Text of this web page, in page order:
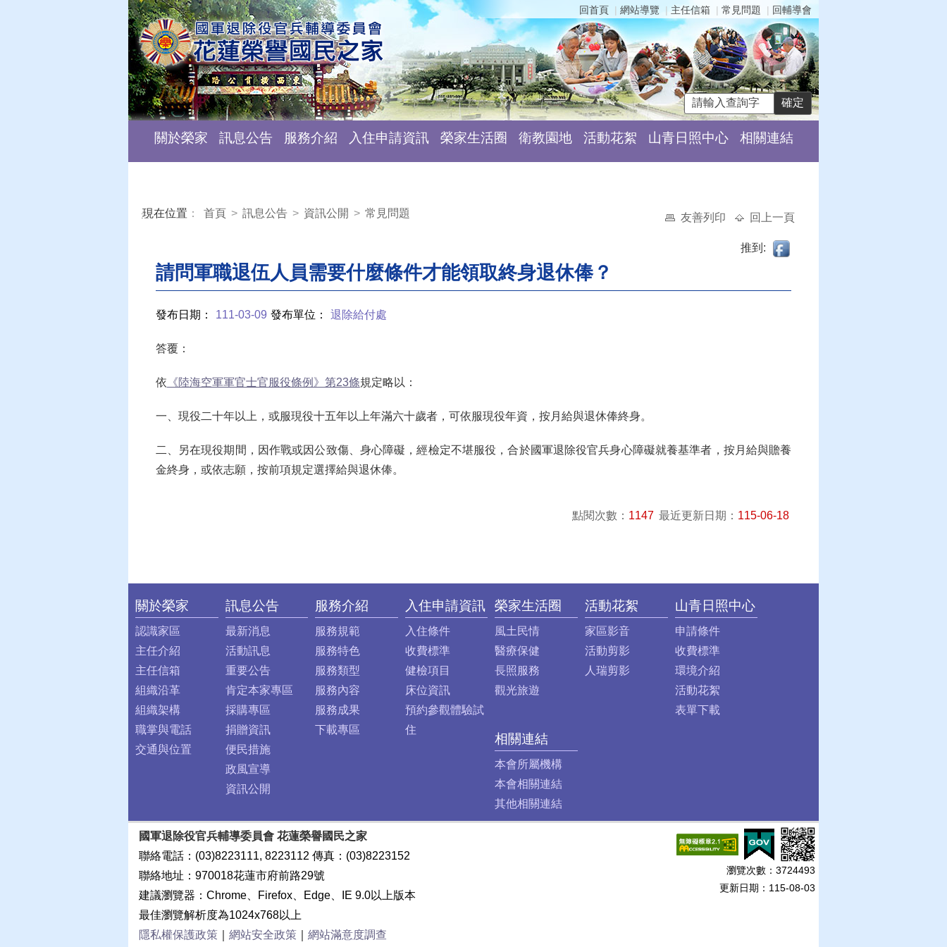
回首頁 網站導覽 主任信箱 常見問題 回輔導會
關於榮家 訊息公告 服務介紹 入住申請資訊 榮家生活圈 衛教園地 活動花絮 山青日照中心 相關連結
:::
現在位置 ： 首頁 > 訊息公告 > 資訊公開 > 常見問題 友善列印 回上一頁
推到:
請問軍職退伍人員需要什麼條件才能領取終身退休俸？
發布日期： 111-03-09 發布單位： 退除給付處
答覆：
依 《陸海空軍軍官士官服役條例》第23條規定略以：
一、現役二十年以上，或服現役十五年以上年滿六十歲者，可依服現役年資，按月給與退休俸終身。
二、另在現役期間，因作戰或因公致傷、身心障礙，經檢定不堪服役，合於國軍退除役官兵身心障礙就養基準者，按月給與贍養
金終身，或依志願，按前項規定選擇給與退休俸。
點閱次數： 1147 最近更新日期： 115-06-18
:::
關於榮家
認識家區
主任介紹
主任信箱
組織沿革
組織架構
職掌與電話
交通與位置
訊息公告
最新消息
活動訊息
重要公告
肯定本家專區
採購專區
捐贈資訊
便民措施
政風宣導
資訊公開
服務介紹
服務規範
服務特色
服務類型
服務內容
服務成果
下載專區
入住申請資訊
入住條件
收費標準
健檢項目
床位資訊
預約參觀體驗試
住
榮家生活圈
風土民情
醫療保健
長照服務
觀光旅遊
活動花絮
家區影音
活動剪影
人瑞剪影
山青日照中心
申請條件
收費標準
環境介紹
活動花絮
表單下載
相關連結
本會所屬機構
本會相關連結
其他相關連結
國軍退除役官兵輔導委員會 花蓮榮譽國民之家
聯絡電話：(03)8223111, 8223112 傳真：(03)8223152
聯絡地址：970018花蓮市府前路29號
建議瀏覽器：Chrome、Firefox、Edge、IE 9.0以上版本
最佳瀏覽解析度為1024x768以上
隱私權保護政策
網站安全政策 網站滿意度調查
瀏覽次數： 3724493
更新日期：115-08-03